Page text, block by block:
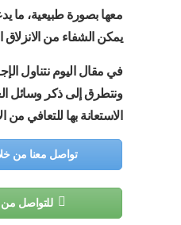
معها بصورة طبيعية، ما
يمكن الشفاء من الانزلاق
في مقال اليوم نتناول
ونتطرق إلى ذكر وسائل
الاستعانة بها للتعافي
تواصل معنا من
للتواصل من